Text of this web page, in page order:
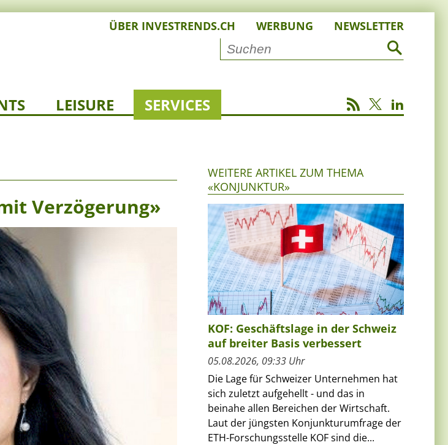
ÜBER INVESTRENDS.CH WERBUNG NEWSLETTER
LEISURE SERVICES
Verzögerung»
WEITERE ARTIKEL ZUM THEMA
«KONJUNKTUR»
KOF: Geschäftslage in der Schweiz
auf breiter Basis verbessert
05.08.2026, 09:33 Uhr
Die Lage für Schweizer Unternehmen hat
sich zuletzt aufgehellt - und das in
beinahe allen Bereichen der Wirtschaft.
Laut der jüngsten Konjunkturumfrage der
ETH-Forschungsstelle KOF sind die...